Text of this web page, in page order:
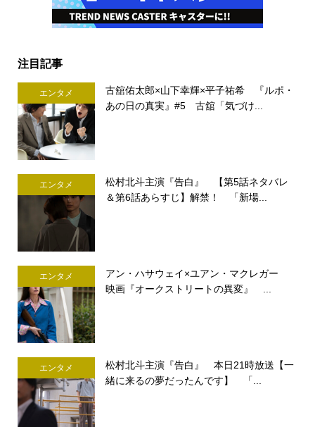
注目記事
エンタメ
古舘佑太郎×山下幸輝×平子祐希 『ルポ・
あの日の真実』#5 古舘「気づけ...
エンタメ
松村北斗主演『告白』 【第5話ネタバレ
＆第6話あらすじ】解禁！ 「新場...
エンタメ
アン・ハサウェイ×ユアン・マクレガー
映画『オークストリートの異変』 ...
エンタメ
松村北斗主演『告白』 本日21時放送【一
緒に来るの夢だったんです】 「...